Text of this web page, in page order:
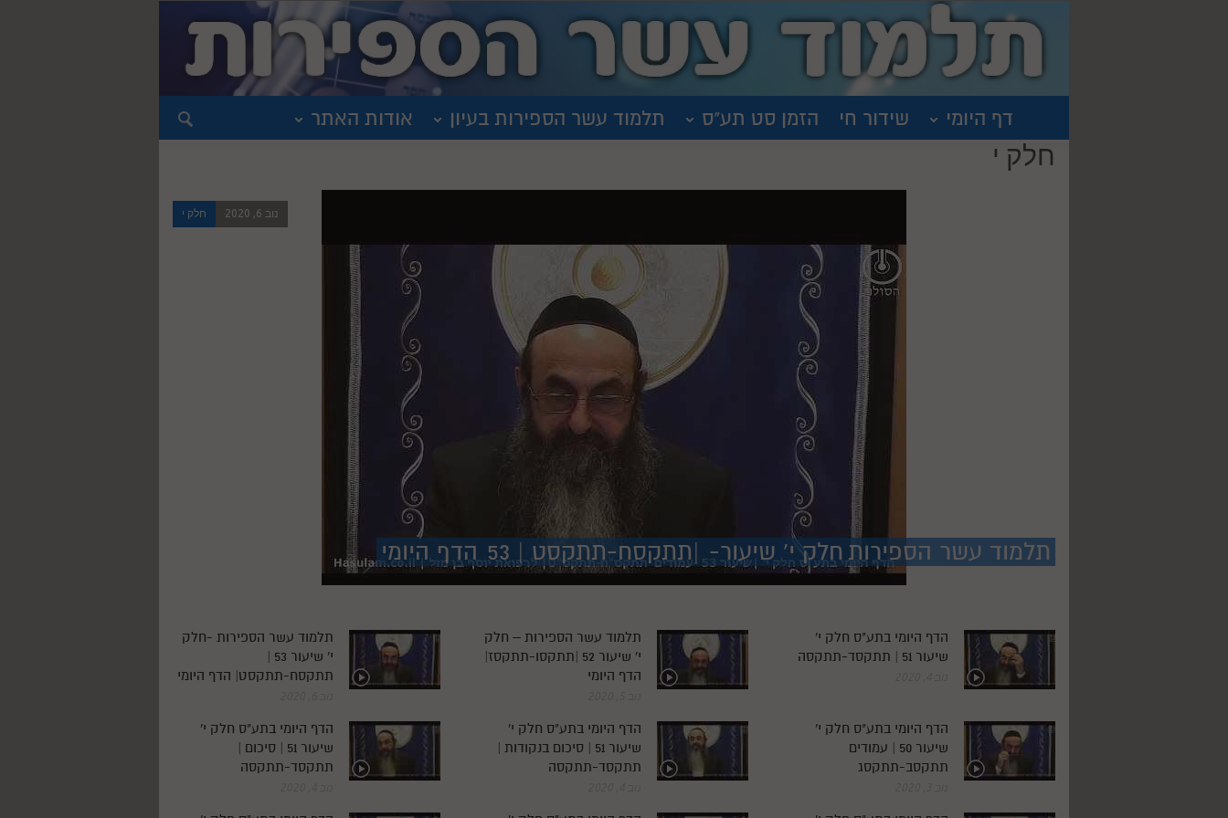
דף היומי שידור חי הזמן סט תע"ס תלמוד עשר הספירות בעיון אודות האתר
חלק י
חלק י נוב 6, 2020
תלמוד עשר הספירות -חלק י' שיעור 53 | תתקסח-תתקסט| הדף היומי
תלמוד עשר הספירות -חלק
י' שיעור 53 |
תתקסח-תתקסט| הדף היומי
תלמוד עשר הספירות – חלק
י' שיעור 52 |תתקסו-תתקסז|
הדף היומי
הדף היומי בתע"ס חלק י'
שיעור 51 | תתקסד-תתקסה
הדף היומי בתע"ס חלק י'
שיעור 51 | סיכום |
תתקסד-תתקסה
הדף היומי בתע"ס חלק י'
שיעור 51 | סיכום בנקודות |
תתקסד-תתקסה
הדף היומי בתע"ס חלק י'
שיעור 50 | עמודים
תתקסב-תתקסג